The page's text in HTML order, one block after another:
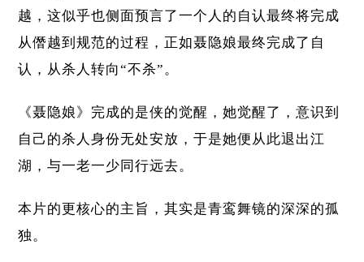
越，这似乎也侧面预言了一个人的自认最终将完成
从僭越到规范的过程，正如聂隐娘最终完成了自
认，从杀人转向“不杀”。
《聂隐娘》完成的是侠的觉醒，她觉醒了，意识到
自己的杀人身份无处安放，于是她便从此退出江
湖，与一老一少同行远去。
本片的更核心的主旨，其实是青鸾舞镜的深深的孤
独。